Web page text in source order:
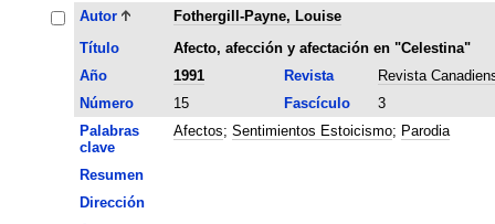
Autor
Fothergill-Payne, Louise
Título
Afecto, afección y afectación en "Celestina"
Año
1991 Revista
Revista
Número
15 Fascículo
3
Palabras
clave
Afectos; Sentimientos Estoicismo; Parodia
Resumen
Dirección